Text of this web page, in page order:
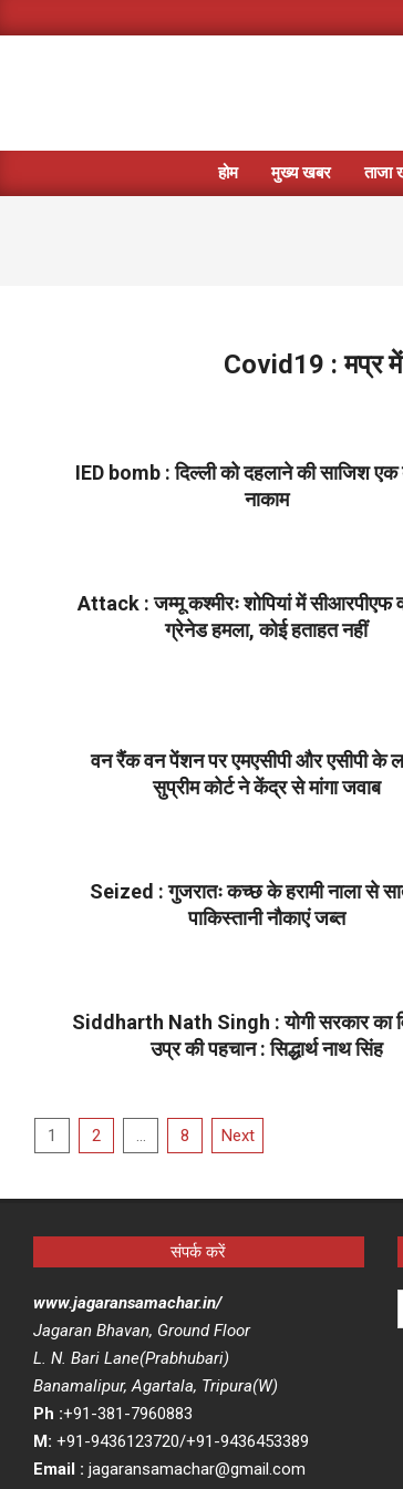
to
होम मुख्य खबर ताजा
Covid19 : मप्र
IED bomb : दिल्ली को दहलाने की साजिश एक
नाकाम
Attack : जम्मू कश्मीरः शोपियां में सीआरपीएफ
ग्रेनेड हमला, कोई हताहत नहीं
वन रैंक वन पेंशन पर एमएसीपी और एसीपी के
सुप्रीम कोर्ट ने केंद्र से मांगा जवाब
Seized : गुजरातः कच्छ के हरामी नाला से
पाकिस्तानी नौकाएं जब्त
Siddharth Nath Singh : योगी सरकार का
उप्र की पहचान : सिद्धार्थ नाथ सिंह
Posts
1 2 8 Next
संपर्क करें
www.jagaransamachar.in/
Jagaran Bhavan, Ground Floor
L. N. Bari Lane(Prabhubari)
Banamalipur, Agartala, Tripura(W)
Ph :+91-381-7960883
M: +91-9436123720/+91-9436453389
Email : jagaransamachar@gmail.com